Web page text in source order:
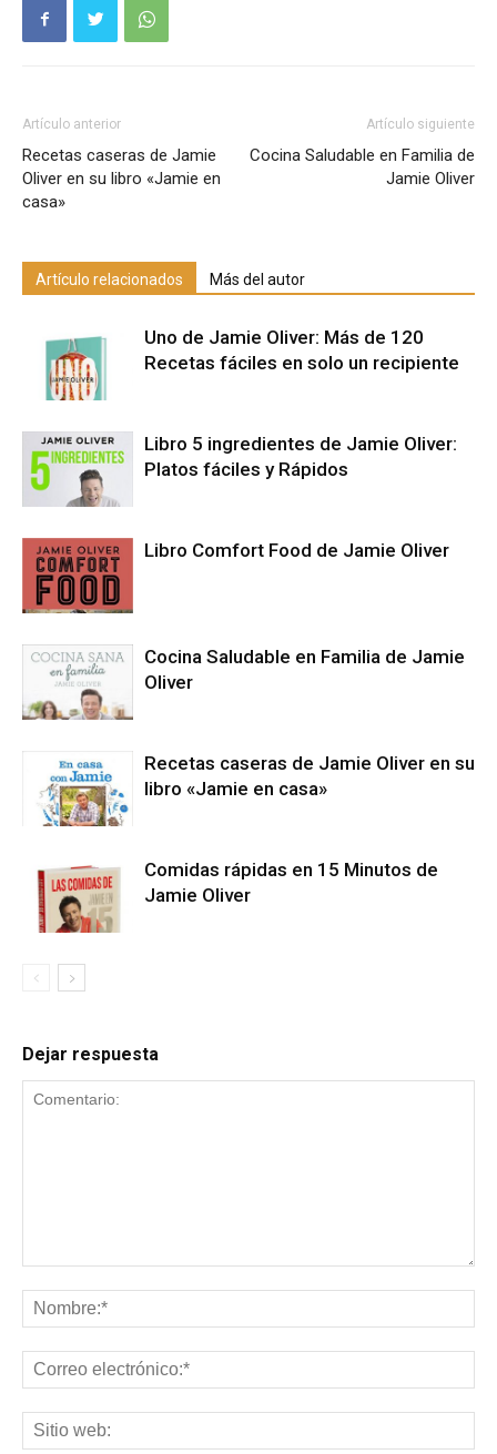
Artículo anterior
Recetas caseras de Jamie
Oliver en su libro «Jamie en
casa»
Artículo siguiente
Cocina Saludable en Familia de
Jamie Oliver
Artículo relacionados Más del autor
Uno de Jamie Oliver: Más de 120
Recetas fáciles en solo un recipiente
Libro 5 ingredientes de Jamie Oliver:
Platos fáciles y Rápidos
Libro Comfort Food de Jamie Oliver
Cocina Saludable en Familia de Jamie
Oliver
Recetas caseras de Jamie Oliver en su
libro «Jamie en casa»
Comidas rápidas en 15 Minutos de
Jamie Oliver
Dejar respuesta